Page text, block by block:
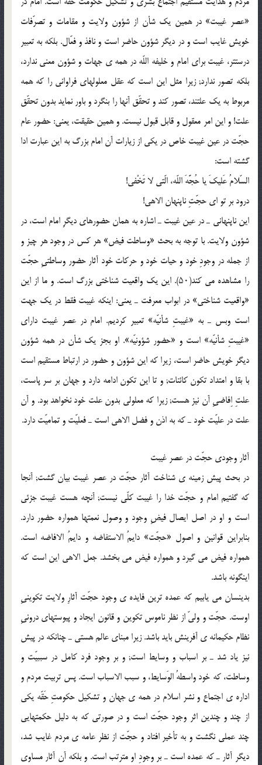
«عصر غیبت» در همین یک شأن از شؤون ولایت و مقامات و تصرّفات
خویش غایب است و در دیگر شؤون حاضر است و نافذ و فعّال. بلکه به تعبیر
درستتر، غیبت براى امام و خلیفه اللّه در همه ى جهات و شؤون معنى ندارد،
بلکه تصور ندارد; زیرا مثل این است که عقل معلولهاى فراوانى را که همه
مربوط به یک علتند، تصور کند و تحقّق آنها را بنگرد و باور نماید بدون تحقّق
علت! و این امر معقول و قابل قبول نیست. و همین حقیقت، یعنى: حضور عام
حجّت در عین غیبت خاص در یکى از زیارات آن امام بزرگ به این عبارت ادا
گشته است:
السّلامُ عَلیکَ یا حُجَّهَ اللّه، الّتی لا تَخْفى!
درود بر تو اى حجّتِ ناپنهان الاهى!
این ناپنهانى ـ در عین غیبت ـ اشاره به همان حضورهاى دیگرِ امام است، در
شؤون ولایت. با توجه به بحث «وساطت فیض» هر کس در وجود هر چیز و
از جمله در وجودِ خود و حیات خود و حرکات خود آثار حضور وساطتىِ حجّت
را مشاهده مى کند(۵۰). این یک واقعیت شناختى بزرگ است. و ما از این
«واقعیت شناختى» در ابواب معرفت ـ یعنى: اینکه غیبت فقط در یک جهت
است وبس ـ به «غیبتِ شأنیّه» تعبیر کردیم. امام در عصر غیبت داراى
«غیبتِ شأنیّه» است و «حضور شؤونیّه». او بجز یک شأن در همه شؤون
دیگر خویش حاضر است، زیرا که این شؤون و حضور در ارتباط مستقیم است
با بقا و امتداد تکون کائنات; و تا این تکون ادامه دارد و جهان بر سر پاست،
علتِ اِفاضىِ آن نیز هست; زیرا که معلولى بدون علت خود نخواهد بود. و آن
علت در علیّت خود ـ که به اذن و فضل الاهى است ـ فعلیّت و تمامیّت دارد.
آثار وجودى حجّت در عصر غیبت
در بحث پیش زمینه ى شناخت آثار حجّت در عصر غیبت بیان گشت; آنجا
که گفتیم امام و حجّت خدا را غیبت کلّى نیست; آنچه هست غیبت جزئى
است و او در اصل ایصال فیضِ وجود و وصول نعمتها همواره حضور دارد.
بنابراین قوانین و اصول «حجّت» دایمُ الاستفاضه و دایمُ الافاضه است.
همواره فیض مى گیرد و همواره فیض مى بخشد. جعل الاهى این است که
اینگونه باشد.
بدینسان مى یابیم که عمده ترین فایده ى وجود حجّت آثارِ ولایت تکوینىِ
اوست. حجّت و ولىّ از نظر ناموس تکوین و قانون ایجاد و پیوستهاى درونىِ
نظام حکیمانه ى آفرینش باید باشد. زیرا مبناى عالم هستى ـ چنانکه در پیش
نیز یاد شد ـ بر اسباب و وسایط است; و بر وجود فرد کامل در سببیّت و
وساطت، که خود واسطهُ الوَسایط، و سبب الاسباب است. پس تربیت مردم و
اداره ى اجتماع و نشر اسلام در همه ى جهان و تشکیل حکومتِ حَقّه یکى
از چند و چندین اثر وجود حجّت است و در صورتى که به دلیل حکمتهایى
چند عملى نگشت و به تأخیر افتاد و حجّت از نظر عامه ى مردم غایب شد،
دیگر آثار ـ که عمده است ـ بر وجودِ او مترتب است. و بلکه آن آثار مساوى